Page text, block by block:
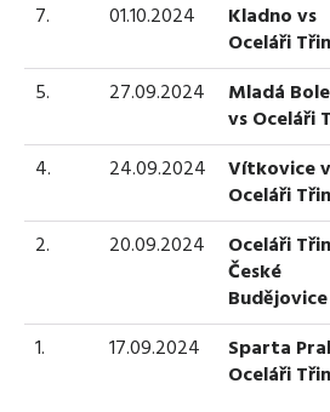
7. 01.10.2024
Kladno vs
Oceláři
5. 27.09.2024
Mladá
vs Oceláři
4. 24.09.2024
Vítkovice
Oceláři
2. 20.09.2024
Oceláři
České
Budějovice
1. 17.09.2024
Sparta
Oceláři